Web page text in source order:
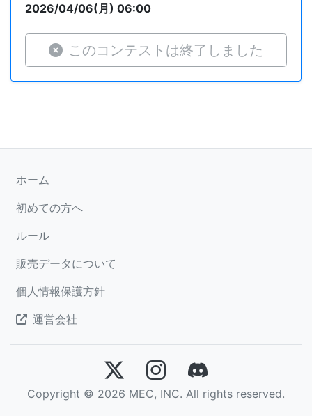
2026/04/06(月) 06:00
このコンテストは終了しました
ホーム
初めての方へ
ルール
販売データについて
個人情報保護方針
運営会社
Copyright © 2026 MEC, INC. All rights reserved.